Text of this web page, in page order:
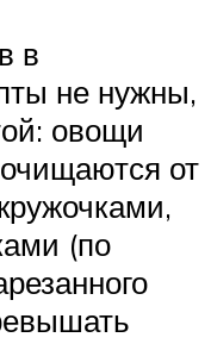
в
не нужны,
овощи
от
(по